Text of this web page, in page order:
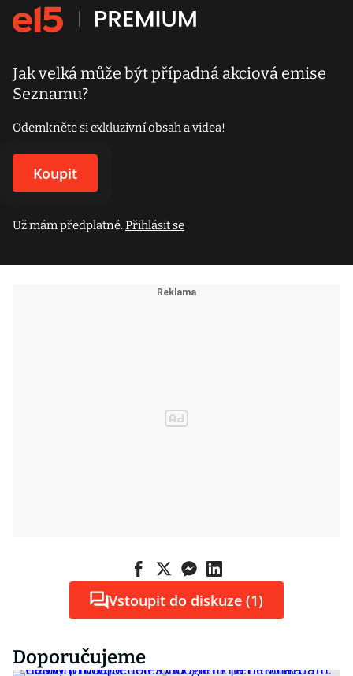
Jak velká může být případná akciová emise
Seznamu?
Odemkněte si exkluzivní obsah a videa!
Koupit
Už mám předplatné.Přihlásit se
Vstoupit do diskuze (1)
Doporučujeme